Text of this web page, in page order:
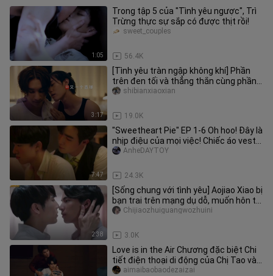
1:05
Trong tập 5 của "Tình yêu ngược", Trì
Trừng thực sự sắp có được thịt rồi!
56.4K
sweet_couples
3:17
[Tình yêu tràn ngập không khí] Phần
trên đen tối và thẳng thắn cùng phần
dưới mềm mại và ngây thơ.
19.0K
shibianxiaoxian
7:47
"Sweetheart Pie" EP 1-6 Oh hoo! Đây là
nhịp điệu của mọi việc! Chiếc áo vest
của thỏ trắng nhỏ đã bị
24.3K
AnheDAYTOY
2:38
[Sống chung với tình yêu] Aojiao Xiao bị
bạn trai trên mạng dụ dỗ, muốn hôn thì
cứ đưa cho! ! !
3.0K
Chijiaozhuiguangwozhuini
Love is in the Air Chương đặc biệt Chi
tiết điện thoại di động của Chị Tao và
Gouzi (1)
aimaibaobaodezaizai